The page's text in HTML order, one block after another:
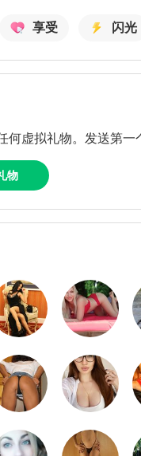
享受 闪光
何虚拟礼物。发送第一
物